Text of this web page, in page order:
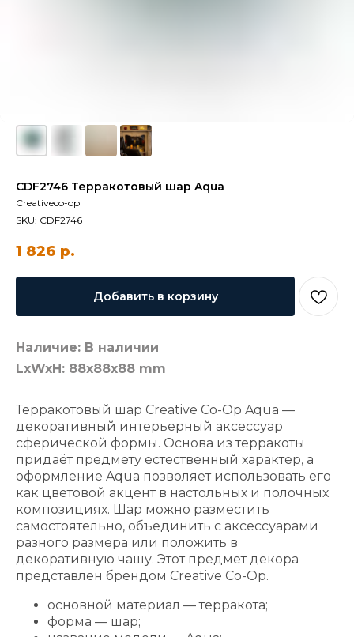
CDF2746 Терракотовый шар Aqua
Creativeco-op
SKU: CDF2746
1 826 р.
Добавить в корзину
Наличие: В наличии
LxWxH: 88x88x88 mm
Терракотовый шар Creative Co-Op Aqua —
декоративный интерьерный аксессуар
сферической формы. Основа из терракоты
придаёт предмету естественный характер, а
оформление Aqua позволяет использовать его
как цветовой акцент в настольных и полочных
композициях. Шар можно разместить
самостоятельно, объединить с аксессуарами
разного размера или положить в
декоративную чашу. Этот предмет декора
представлен брендом Creative Co-Op.
основной материал — терракота;
форма — шар;